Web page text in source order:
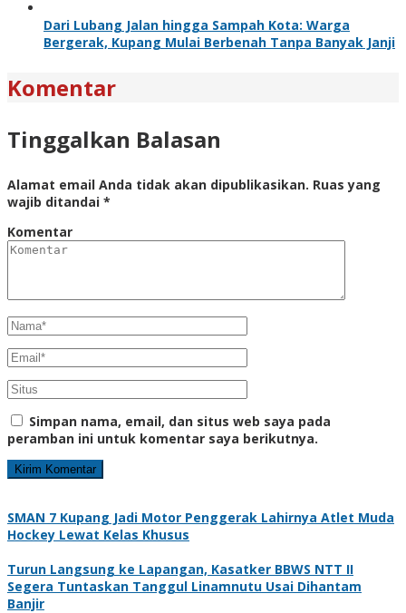
Dari Lubang Jalan hingga Sampah Kota: Warga
Bergerak, Kupang Mulai Berbenah Tanpa Banyak Janji
Komentar
Tinggalkan Balasan
Alamat email Anda tidak akan dipublikasikan. Ruas yang
wajib ditandai *
Komentar
Simpan nama, email, dan situs web saya pada
peramban ini untuk komentar saya berikutnya.
SMAN 7 Kupang Jadi Motor Penggerak Lahirnya Atlet Muda
Hockey Lewat Kelas Khusus
Turun Langsung ke Lapangan, Kasatker BBWS NTT II
Segera Tuntaskan Tanggul Linamnutu Usai Dihantam
Banjir